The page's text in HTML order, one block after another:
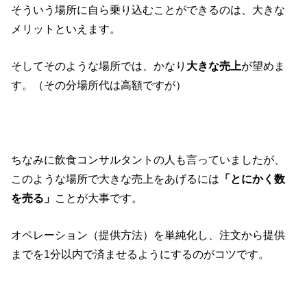
そういう場所に自ら乗り込むことができるのは、大きな
メリットといえます。
そしてそのような場所では、かなり 大きな売上が望めま
す。（その分場所代は高額ですが）
ちなみに飲食コンサルタントの人も言っていましたが、
このような場所で大きな売上をあげるには 「とにかく数
を売る」 ことが大事です。
オペレーション（提供方法）を単純化し、注文から提供
までを1分以内で済ませるようにするのがコツです。